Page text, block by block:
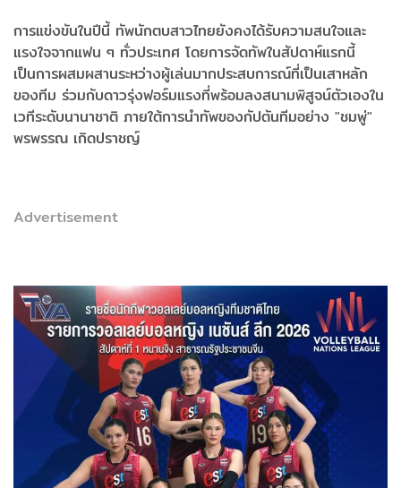
การแข่งขันในปีนี้ ทัพนักตบสาวไทยยังคงได้รับความสนใจและ
แรงใจจากแฟน ๆ ทั่วประเทศ โดยการจัดทัพในสัปดาห์แรกนี้
เป็นการผสมผสานระหว่างผู้เล่นมากประสบการณ์ที่เป็นเสาหลัก
ของทีม ร่วมกับดาวรุ่งฟอร์มแรงที่พร้อมลงสนามพิสูจน์ตัวเองใน
เวทีระดับนานาชาติ ภายใต้การนำทัพของกัปตันทีมอย่าง "ชมพู่"
พรพรรณ เกิดปราชญ์
Advertisement